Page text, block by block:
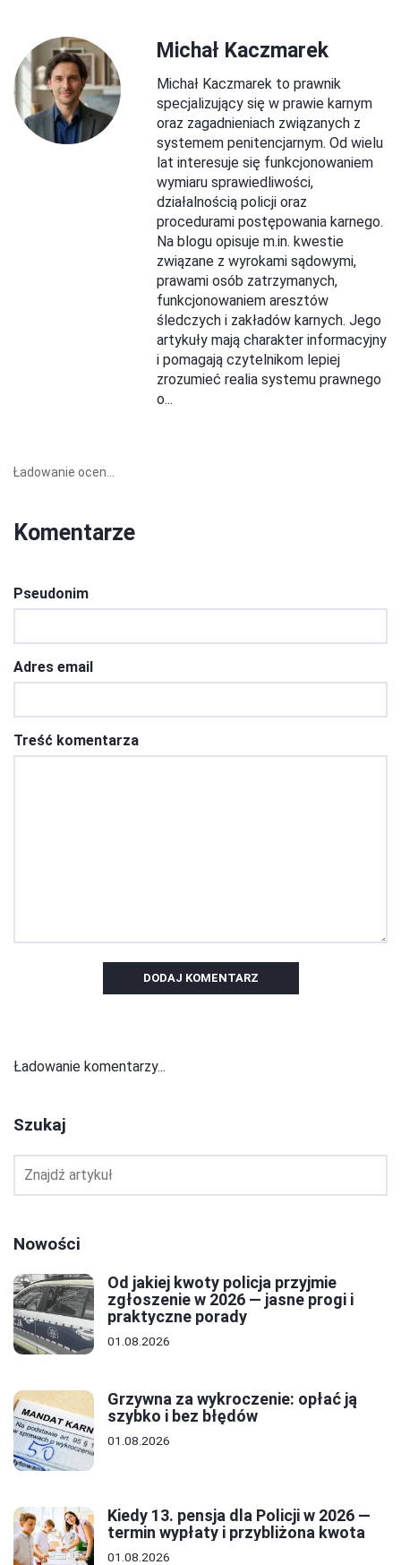
Michał Kaczmarek
Michał Kaczmarek to prawnik
specjalizujący się w prawie karnym
oraz zagadnieniach związanych z
systemem penitencjarnym. Od wielu
lat interesuje się funkcjonowaniem
wymiaru sprawiedliwości,
działalnością policji oraz
procedurami postępowania karnego.
Na blogu opisuje m.in. kwestie
związane z wyrokami sądowymi,
prawami osób zatrzymanych,
funkcjonowaniem aresztów
śledczych i zakładów karnych. Jego
artykuły mają charakter informacyjny
i pomagają czytelnikom lepiej
zrozumieć realia systemu prawnego
o...
Ładowanie ocen...
Komentarze
Pseudonim
Adres email
Treść komentarza
DODAJ KOMENTARZ
Ładowanie komentarzy...
Szukaj
Nowości
Od jakiej kwoty policja przyjmie
zgłoszenie w 2026 — jasne progi i
praktyczne porady
01.08.2026
Grzywna za wykroczenie: opłać ją
szybko i bez błędów
01.08.2026
Kiedy 13. pensja dla Policji w 2026 —
termin wypłaty i przybliżona kwota
01.08.2026